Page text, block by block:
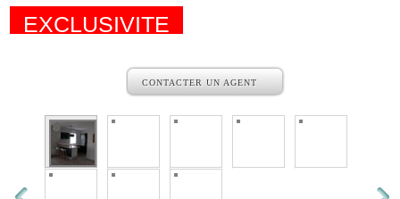
EXCLUSIVITE
CONTACTER UN AGENT